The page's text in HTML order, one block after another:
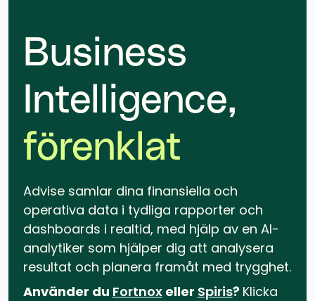
Business
Intelligence,
förenklat
Advise samlar dina finansiella och
operativa data i tydliga rapporter och
dashboards i realtid, med hjälp av en AI-
analytiker som hjälper dig att analysera
resultat och planera framåt med trygghet.
Använder du Fortnox eller Spiris? Klicka